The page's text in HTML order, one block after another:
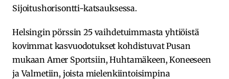
Sijoitushorisontti-katsauksessa.
Helsingin pörssin 25 vaihdetuimmasta yhtiöistä
kovimmat kasvuodotukset kohdistuvat Pusan
mukaan Amer Sportsiin, Huhtamäkeen, Koneeseen
ja Valmetiin, joista mielenkiintoisimpina